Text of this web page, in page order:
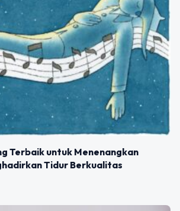
Terbaik untuk Menenangkan
Tidur Berkualitas